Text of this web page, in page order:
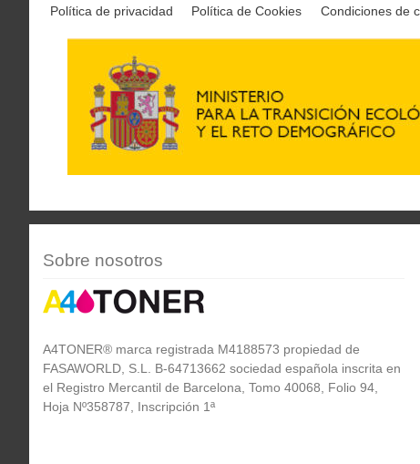
Política de privacidad Política de Cookies Condiciones de
Sobre nosotros
A4TONER® marca registrada M4188573 propiedad de
FASAWORLD, S.L. B-64713662 sociedad española inscrita en
el Registro Mercantil de Barcelona, Tomo 40068, Folio 94,
Hoja Nº358787, Inscripción 1ª